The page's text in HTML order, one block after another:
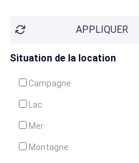
Garde d'enfants
Crèche
APPLIQUER
Situation de la location
Campagne
Lac
Mer
Montagne